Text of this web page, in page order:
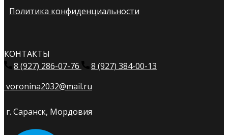
Политика конфиденциальности
КОНТАКТЫ
8 (927) 286-07-76
8 (927) 384-00-13
voronina2032@mail.ru
г. Саранск, Мордовия